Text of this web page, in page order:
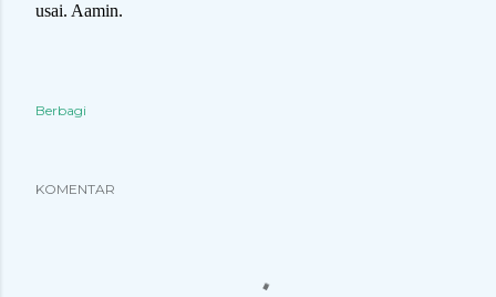
usai. Aamin.
Berbagi
KOMENTAR